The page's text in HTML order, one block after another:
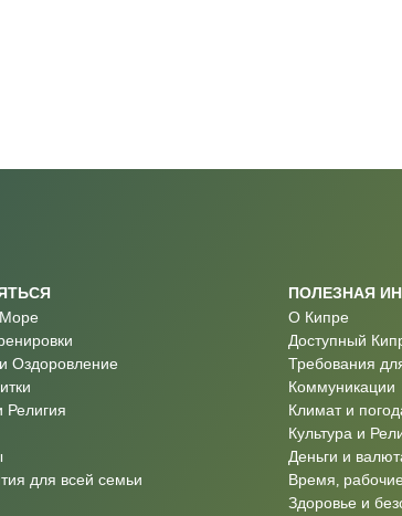
Оздоровление
Религия
для всей семьи
ПОЛЕЗНАЯ
О Кипре
Доступный
Требования
Коммуникации
Климат и
Культура и
Деньги и
Время,
Здоровье и